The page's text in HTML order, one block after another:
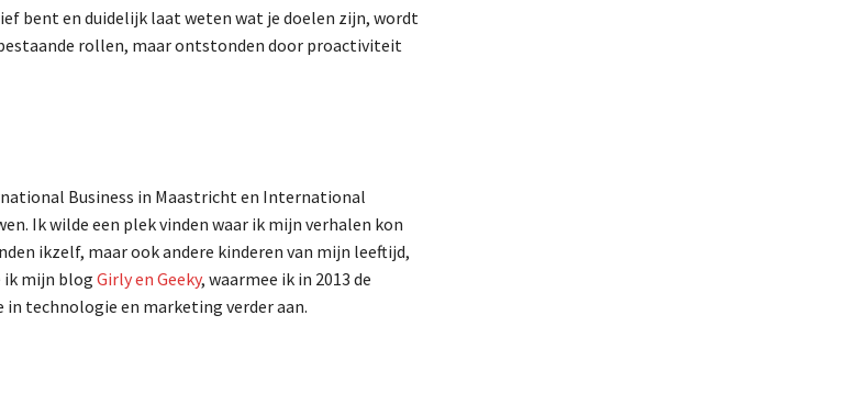
bent en duidelijk laat weten wat je doelen zijn, wordt
rollen, maar ontstonden door proactiviteit
Business in Maastricht en International
Ik wilde een plek vinden waar ik mijn verhalen kon
ikzelf, maar ook andere kinderen van mijn leeftijd,
ik mijn blog Girly en Geeky, waarmee ik in 2013 de
in technologie en marketing verder aan.